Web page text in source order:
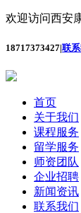
欢迎访问西安
18717373427|联
首页
关于我们
课程服务
留学服务
师资团队
企业招聘
新闻资讯
联系我们